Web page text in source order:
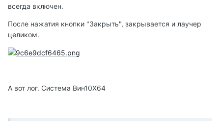
всегда включен.
После нажатия кнопки "Закрыть", закрывается и лаучер
целиком.
А вот лог. Система Вин10Х64